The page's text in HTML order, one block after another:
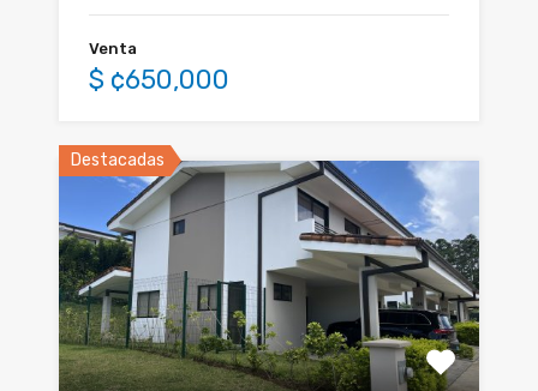
Venta
$ ¢650,000
Destacadas